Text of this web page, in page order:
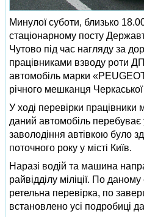
Минулої суботи, близько
стаціонарному посту
Чутово під час нагляду за
працівниками взводу роти
автомобіль марки
річного мешканця Черкаської
У ході перевірки працівники
даний автомобіль
заволодіння автівкою було
поточного року у місті Київ.
Наразі водій та машина
райвідділу міліції. По
ретельна перевірка, по
встановлено усі подробиці